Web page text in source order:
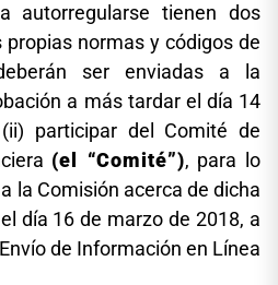
autorregularse tienen dos
normas y códigos de
ser enviadas a la
a más tardar el día 14
participar del Comité de
(el “Comité”), para lo
la Comisión acerca de dicha
día 16 de marzo de 2018, a
de Información en Línea